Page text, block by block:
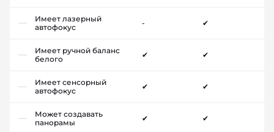
Имеет лазерный
автофокус
- ✔
Имеет ручной баланс
белого
✔ ✔
Имеет сенсорный
автофокус
✔ ✔
Может создавать
панорамы
✔ ✔